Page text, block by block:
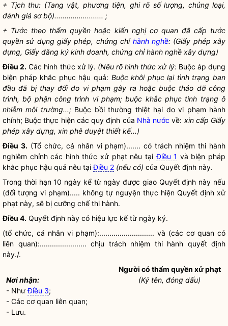
+ Tịch thu: (Tang vật, phương tiện, ghi rõ số lượng, chủng loại,
đánh giá sơ bộ)........................ ;
+ Tước theo thẩmquyền hoặc kiến nghị cơ quan đã cấp tước
quyền sử dụng giấy phép, chứng chỉ hành nghề: (Giấy phép xây
dựng, Giấy đăng ký kinh doanh, chứng chỉhành nghề xây dựng)
Điều 2. Các hình thức xử lý. (Nêu rõ hình thức xử lý: Buộc áp dụng
biện pháp khắc phục hậu quả: Buộc khôi phục lại tình trạng ban
đầu đã bị thay đổi do vi phạm gây ra hoặc buộc tháo dỡ công
trình, bộ phận công trình vi phạm; buộc khắc phục tình trạng ô
nhiễm môi trường...;Buộc bồi thường thiệt hại do vi phạm hành
chính; Buộc thực hiện các quy định của Nhà nước về: xin cấp Giấy
phép xây dựng, xin phê duyệt thiết kế...)
Điều 3.(Tổ chức, cá nhân vi phạm)....... có trách nhiệm thi hành
nghiêm chỉnh các hình thức xử phạt nêu tạiĐiều 1 và biện pháp
khắc phục hậu quả nêu tạiĐiều 2 (nếu có) của Quyết định này.
Trong thời hạn 10 ngày kể từ ngày được giao Quyết định này nếu
(đối tượng vi phạm)..... không tự nguyện thực hiện Quyết định xử
phạt này, sẽ bị cưỡng chếthi hành.
Điều 4. Quyết định này có hiệu lực kể từ ngày ký.
(tổ chức, cá nhân vi phạm):........................... và (các cơ quan có
liên quan):....................... chịu trách nhiệm thi hành quyết định
này./.
Nơi nhận:
- NhưĐiều 3;
- Các cơ quan liên quan;
- Lưu.
Người có thẩm quyền xử phạt
(Ký tên, đóng dấu)